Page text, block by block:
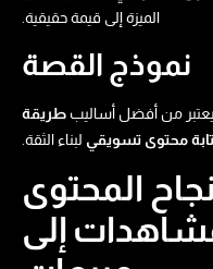
الميزة إلى قيمة حقيقية.
نموذج القصة
من أفضل أساليب طريقة
محتوى تسويقي​ لبناء الثقة.
المحتوى
إلى